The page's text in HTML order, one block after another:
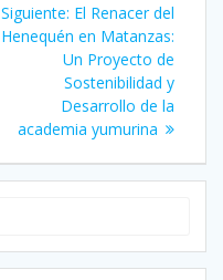
Siguiente: Siguiente
entrada:
El Renacer del
Henequén en Matanzas:
Un Proyecto de
Sostenibilidad y
Desarrollo de la
academia yumurina